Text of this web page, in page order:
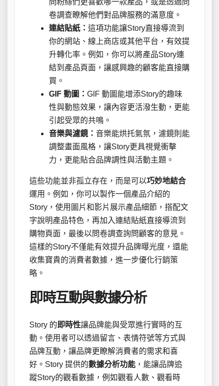
問粉絲們更喜歡哪一款產品，或是透過問
卷調查瞭解他們對品牌服務的滿意度。
連結貼紙： 這項功能讓Story直接導流到
你的網站、線上商店或其他平台，有效提
升轉化率。例如，你可以將產品Story連
結到產品頁面，讓感興趣的顧客能直接購
買。
GIF 動圖： GIF 動圖能增添Story的趣味
性與動態效果，讓內容更活潑生動，更能
引起受眾的共鳴。
音樂與濾鏡： 音樂能烘托氣氛，濾鏡則能
調整畫面風格，讓Story更具視覺衝擊
力，更能貼合品牌調性與活動主題。
這些功能並非孤立存在，而是可以巧妙地結合
運用。例如，你可以製作一個產品介紹的
Story，使用圖片和影片展示產品細節，搭配文
字說明產品特色，再加入連結貼紙直接導流到
購物頁面，最後以問卷調查詢問顧客的意見。
這樣的Story不僅能有效提升品牌曝光度，還能
收集寶貴的消費者數據，進一步優化行銷策
略。
即時互動與數據分析
Story 的 即時性讓品牌能與受眾進行實時的互
動。使用者可以透過留言、表情符號等方式與
品牌互動，讓品牌更瞭解消費者的需求和喜
好。Story 提供的數據分析功能 ，能讓品牌追
蹤Story的觀看數據，例如觀看人數、觀看時